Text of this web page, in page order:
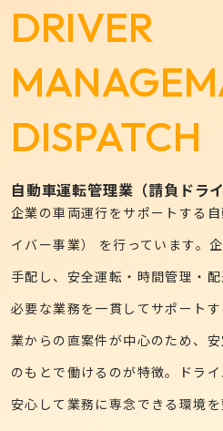
DRIVER
DISPATCH
自動車運転管理業（請負ドライ
企業の車両運行をサポートする
イバー事業） を行っています。
手配し、安全運転・時間管理・
必要な業務を一貫してサポート
業からの直案件が中心のため、
のもとで働けるのが特徴。ドラ
安心して業務に専念できる環境を